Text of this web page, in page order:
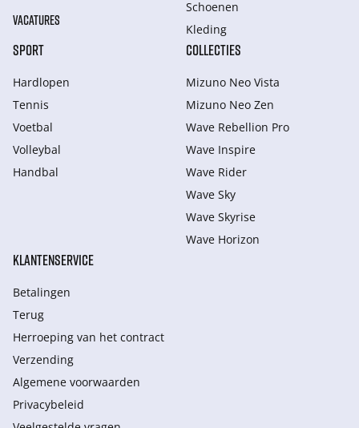
VACATURES
Schoenen
Kleding
SPORT
Hardlopen
Tennis
Voetbal
Volleybal
Handbal
COLLECTIES
Mizuno Neo Vista
Mizuno Neo Zen
Wave Rebellion Pro
Wave Inspire
Wave Rider
Wave Sky
Wave Skyrise
Wave Horizon
KLANTENSERVICE
Betalingen
Terug
Herroeping van het contract
Verzending
Algemene voorwaarden
Privacybeleid